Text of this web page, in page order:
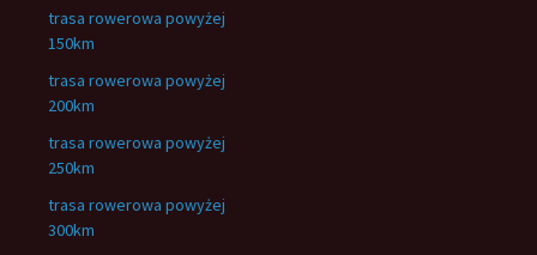
trasa rowerowa powyżej
150km
trasa rowerowa powyżej
200km
trasa rowerowa powyżej
250km
trasa rowerowa powyżej
300km